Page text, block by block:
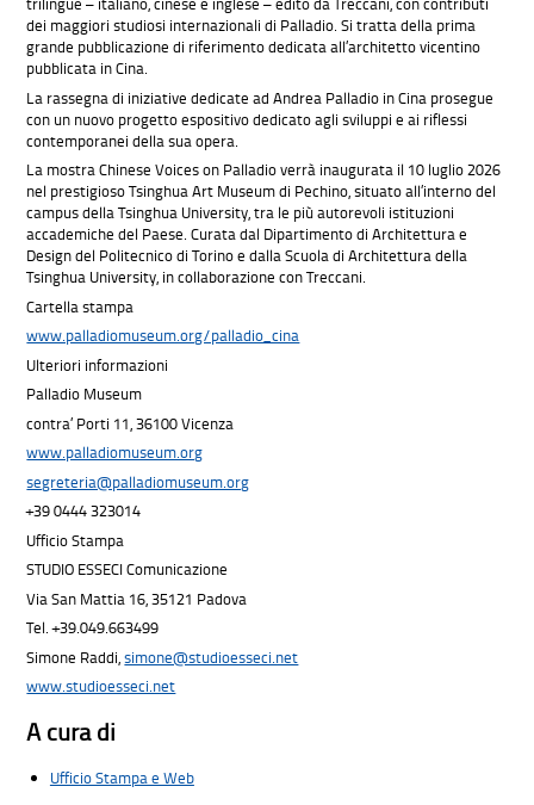
dei maggiori studiosi internazionali di Palladio. Si tratta della prima
grande pubblicazione di riferimento dedicata all’architetto vicentino
pubblicata in Cina.
La rassegna di iniziative dedicate ad Andrea Palladio in Cina prosegue
con un nuovo progetto espositivo dedicato agli sviluppi e ai riflessi
contemporanei della sua opera.
La mostra Chinese Voices on Palladio verrà inaugurata il 10 luglio 2026
nel prestigioso Tsinghua Art Museum di Pechino, situato all’interno del
campus della Tsinghua University, tra le più autorevoli istituzioni
accademiche del Paese. Curata dal Dipartimento di Architettura e
Design del Politecnico di Torino e dalla Scuola di Architettura della
Tsinghua University, in collaborazione con Treccani.
Cartella stampa
www.palladiomuseum.org/palladio_cina
Ulteriori informazioni
Palladio Museum
contra’ Porti 11, 36100 Vicenza
www.palladiomuseum.org
segreteria@palladiomuseum.org
+39 0444 323014
Ufficio Stampa
STUDIO ESSECI Comunicazione
Via San Mattia 16, 35121 Padova
Tel. +39.049.663499
Simone Raddi,simone@studioesseci.net
www.studioesseci.net
A cura di
Ufficio Stampa e Web